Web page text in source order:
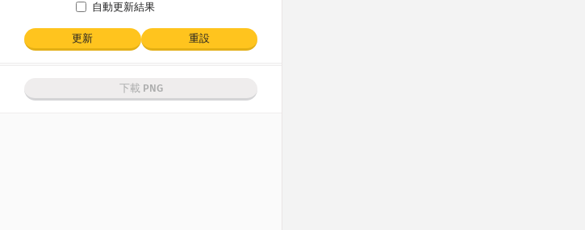
自動更新結果
更新 重設
下載 PNG